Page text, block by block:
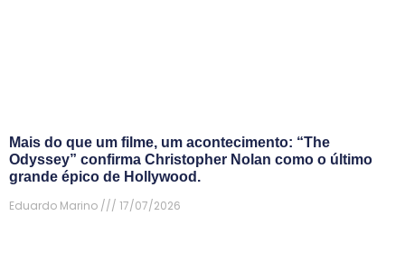
Mais do que um filme, um acontecimento: “The
Odyssey” confirma Christopher Nolan como o último
grande épico de Hollywood.
Eduardo Marino
17/07/2026